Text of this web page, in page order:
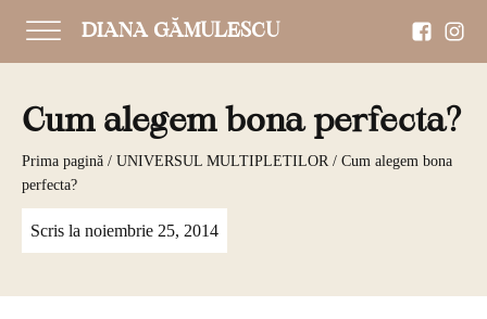
DIANA GĂMULESCU
Cum alegem bona perfecta?
Prima pagină / UNIVERSUL MULTIPLETILOR/ Cum alegem bona
perfecta?
Scris la noiembrie 25, 2014